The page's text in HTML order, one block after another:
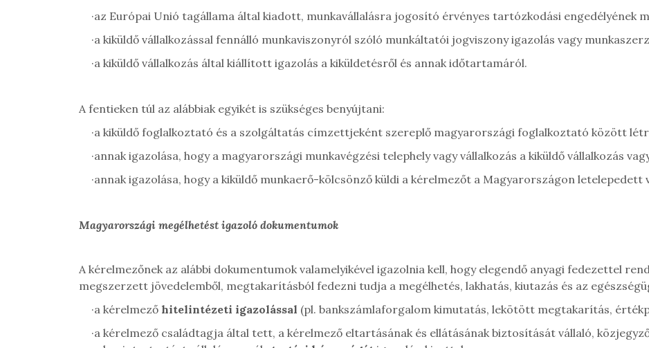
·az Európai Unió tagállama által kiadott, munkavállalásra jogosító érvényes tartózkodási engedélyének
·a kiküldő vállalkozással fennálló munkaviszonyról szóló munkáltatói jogviszony igazolás vagy
·a kiküldő vállalkozás által kiállított igazolás a kiküldetésről és annak időtartamáról.
A fentieken túl az alábbiak egyikét is szükséges benyújtani:
·a kiküldő foglalkoztató és a szolgáltatás címzettjeként szereplő magyarországi foglalkoztató között
·annak igazolása, hogy a magyarországi munkavégzési telephely vagy vállalkozás a kiküldő vállalkozás
·annak igazolása, hogy a kiküldő munkaerő-kölcsönző küldi a kérelmezőt a Magyarországon letelepedett
Magyarországi megélhetést igazoló dokumentumok
A kérelmezőnek az alábbi dokumentumok valamelyikével igazolnia kell, hogy elegendő anyagi fedezettel
megszerzett jövedelemből, megtakarításból fedezni tudja a megélhetés, lakhatás, kiutazás és az
·a kérelmező hitelintézeti igazolással (pl. bankszámlaforgalom kimutatás, lekötött megtakarítás,
·a kérelmező családtagja által tett, a kérelmező eltartásának és ellátásának biztosítását vállaló,